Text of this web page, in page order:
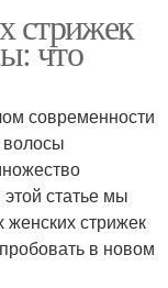
стрижек
что
современности
волосы
статье мы
стрижек
в новом